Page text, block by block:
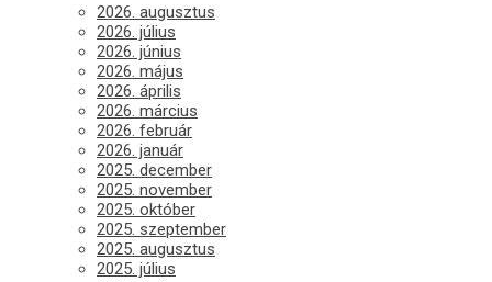
2026. augusztus
2026. július
2026. június
2026. május
2026. április
2026. március
2026. február
2026. január
2025. december
2025. november
2025. október
2025. szeptember
2025. augusztus
2025. július